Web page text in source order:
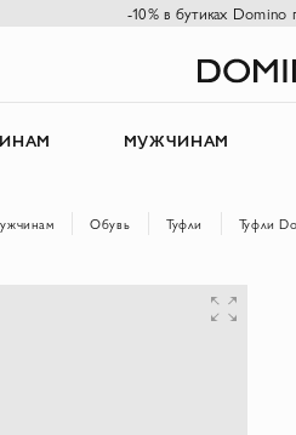
-10% в бутиках Domino
МУЖЧИНАМ
Обувь Туфли Туфли